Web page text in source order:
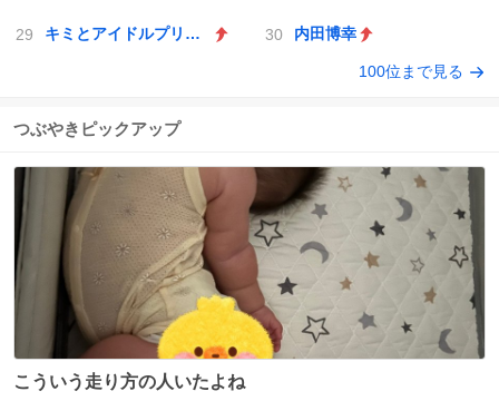
キミとアイドルプリキュア♪ 内田博幸
100位まで見る
つぶやきピックアップ
こういう走り方の人いたよね